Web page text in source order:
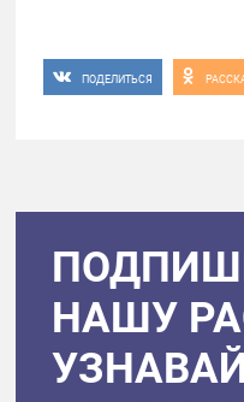
ПОДЕЛИТЬСЯ
НАШУ